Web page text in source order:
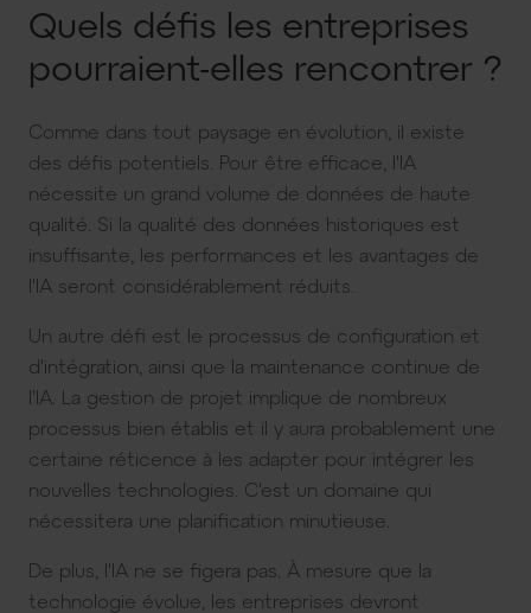
Quels défis les entreprises
pourraient-elles rencontrer ?
Comme dans tout paysage en évolution, il existe
des défis potentiels. Pour être efficace, l'IA
nécessite un grand volume de données de haute
qualité. Si la qualité des données historiques est
insuffisante, les performances et les avantages de
l'IA seront considérablement réduits.
Un autre défi est le processus de configuration et
d'intégration, ainsi que la maintenance continue de
l'IA. La gestion de projet implique de nombreux
processus bien établis et il y aura probablement une
certaine réticence à les adapter pour intégrer les
nouvelles technologies. C'est un domaine qui
nécessitera une planification minutieuse.
De plus, l'IA ne se figera pas. À mesure que la
technologie évolue, les entreprises devront